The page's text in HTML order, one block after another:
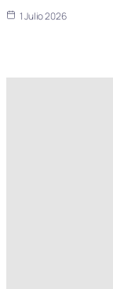
1 Julio 2026